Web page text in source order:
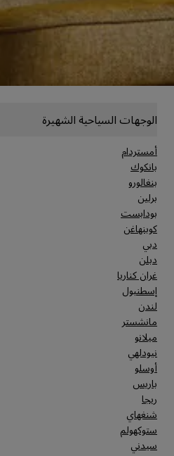
الوجهات السياحية الشهيرة
أمستردام
بانكوك
بنغالورو
برلين
بودابست
كوبنهاغن
دبي
دبلن
غران كناريا
إسطنبول
لندن
مانشستر
ميلانو
نيودلهي
أوسلو
باريس
ريجا
شنغهاي
ستوكهولم
سيدني